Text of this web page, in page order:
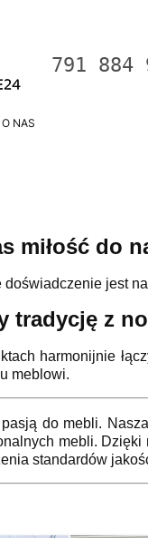
791 884
O NAS
miłość do
jest
tradycję z
harmonijnie
meblowi.
do mebli.
mebli.
standardów